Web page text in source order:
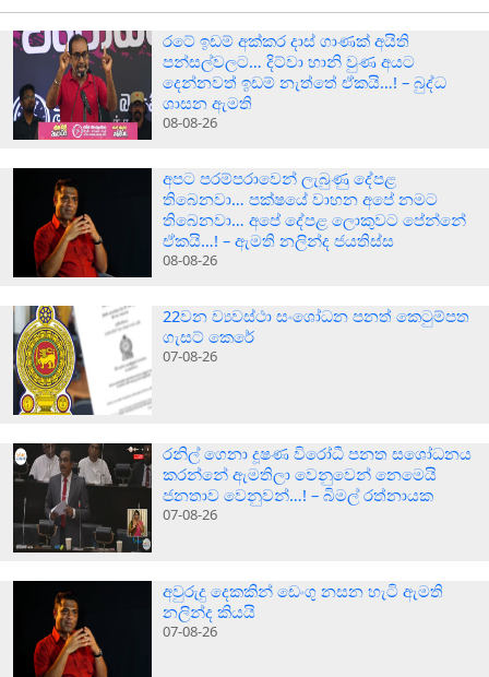
රටේ ඉඩම් අක්කර දාස් ගාණක් අයිති
පන්සල්වලට… දිට්වා හානි වුණ අයට
දෙන්නවත් ඉඩම් නැත්තේ ඒකයි…! – බුද්ධ
ශාසන ඇමති
08-08-26
අපට පරම්පරාවෙන් ලැබුණු දේපළ
තිබෙනවා… පක්ෂයේ වාහන අපේ නමට
තිබෙනවා… අපේ දේපළ ලොකුවට පේන්නේ
ඒකයි…! – ඇමති නලින්ද ජයතිස්ස
08-08-26
22වන ව්‍යවස්ථා සංශෝධන පනත් කෙටුම්පත
ගැසට් කෙරේ
07-08-26
රනිල් ගෙනා දූෂණ විරෝධී පනත සශෝධනය
කරන්නේ ඇමතිලා වෙනුවෙන් නෙමෙයි
ජනතාව වෙනුවන්…! – බිමල් රත්නායක
07-08-26
අවුරුදු දෙකකින් ඩෙංගු නසන හැටි ඇමති
නලින්ද කියයි
07-08-26